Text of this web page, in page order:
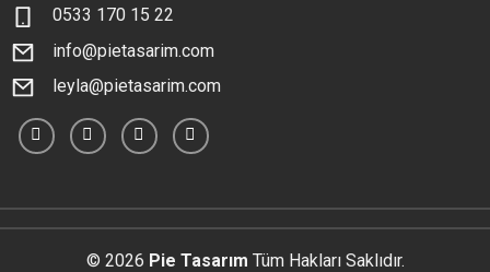
0533 170 15 22
info@pietasarim.com
leyla@pietasarim.com
© 2026 Pie Tasarım Tüm Hakları Saklıdır.